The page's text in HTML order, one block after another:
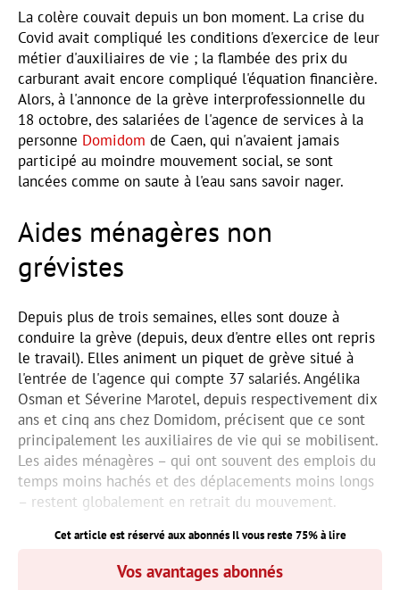
La colère couvait depuis un bon moment. La crise du
Covid avait compliqué les conditions d'exercice de leur
métier d'auxiliaires de vie ; la flambée des prix du
carburant avait encore compliqué l'équation financière.
Alors, à l'annonce de la grève interprofessionnelle du
18 octobre, des salariées de l'agence de services à la
personne Domidom de Caen, qui n'avaient jamais
participé au moindre mouvement social, se sont
lancées comme on saute à l'eau sans savoir nager.
Aides ménagères non
grévistes
Depuis plus de trois semaines, elles sont douze à
conduire la grève (depuis, deux d'entre elles ont repris
le travail). Elles animent un piquet de grève situé à
l'entrée de l'agence qui compte 37 salariés. Angélika
Osman et Séverine Marotel, depuis respectivement dix
ans et cinq ans chez Domidom, précisent que ce sont
principalement les auxiliaires de vie qui se mobilisent.
Les aides ménagères – qui ont souvent des emplois du
temps moins hachés et des déplacements moins longs
– restent globalement en retrait du mouvement.
Cet article est réservé aux abonnés Il vous reste75% à lire
Vos avantages abonnés